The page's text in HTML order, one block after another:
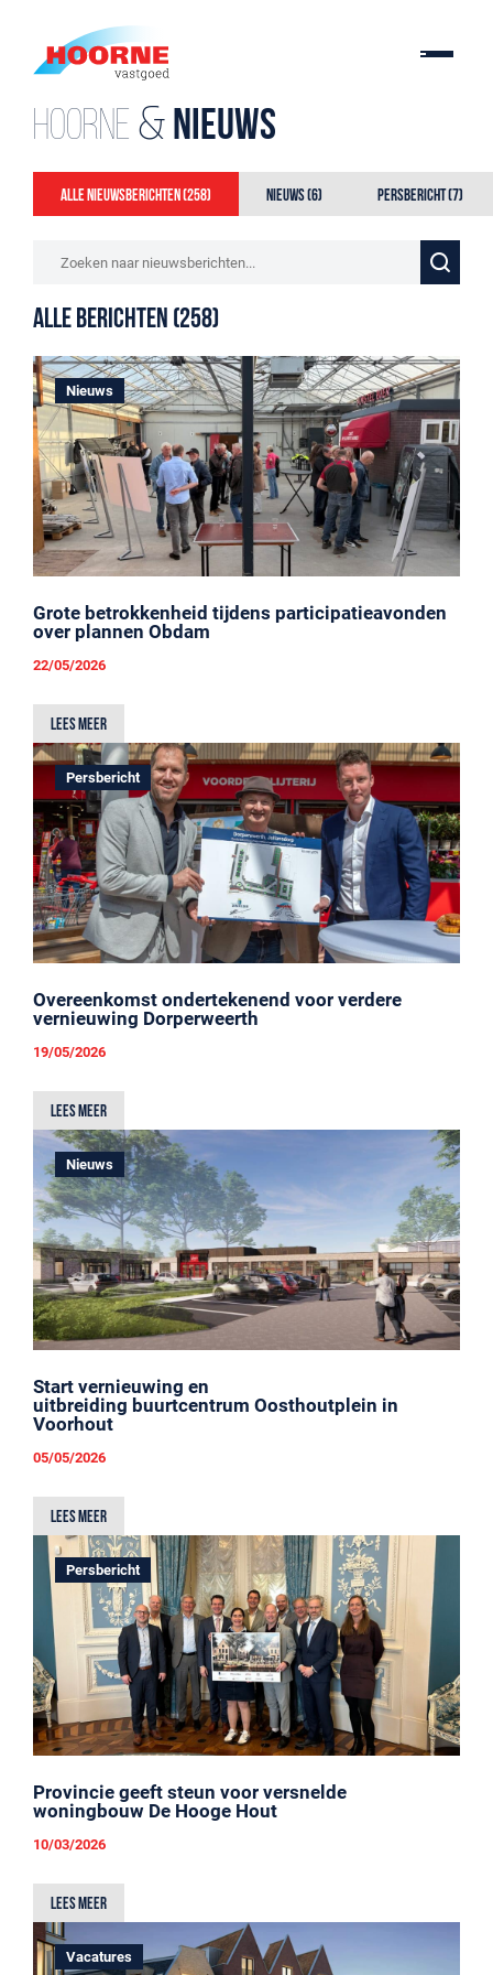
Hoorne & Nieuws
Alle nieuwsberichten (258) Nieuws (6) Persbericht (7)
Alle Berichten (258)
Nieuws
Grote betrokkenheid tijdens participatieavonden
over plannen Obdam
22/05/2026
Lees meer
Persbericht
Overeenkomst ondertekenend voor verdere
vernieuwing Dorperweerth
19/05/2026
Lees meer
Nieuws
Start vernieuwing en
uitbreiding buurtcentrum Oosthoutplein in
Voorhout
05/05/2026
Lees meer
Persbericht
Provincie geeft steun voor versnelde
woningbouw De Hooge Hout
10/03/2026
Lees meer
Vacatures